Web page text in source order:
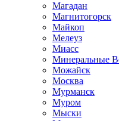
Магадан
Магнитогорск
Майкоп
Мелеуз
Миасс
Минеральные
Можайск
Москва
Мурманск
Муром
Мыски